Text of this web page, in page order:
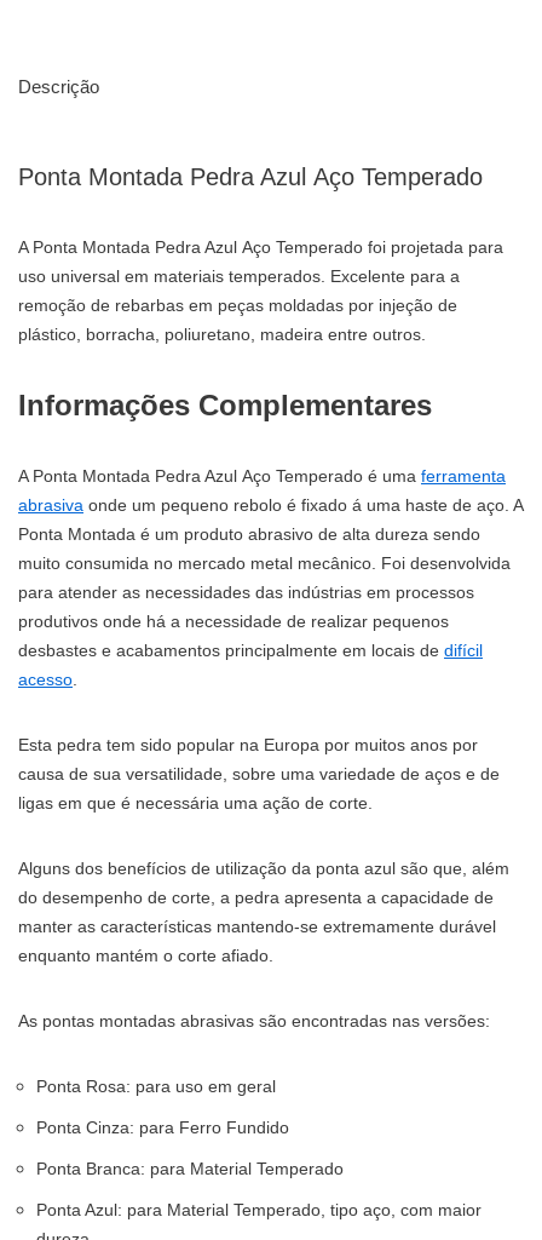
Descrição
Ponta Montada Pedra Azul Aço Temperado
A Ponta Montada Pedra Azul Aço Temperado foi projetada para
uso universal em materiais temperados. Excelente para a
remoção de rebarbas em peças moldadas por injeção de
plástico, borracha, poliuretano, madeira entre outros.
Informações Complementares
A Ponta Montada Pedra Azul Aço Temperado é uma ferramenta
abrasiva onde um pequeno rebolo é fixado á uma haste de aço. A
Ponta Montada é um produto abrasivo de alta dureza sendo
muito consumida no mercado metal mecânico. Foi desenvolvida
para atender as necessidades das indústrias em processos
produtivos onde há a necessidade de realizar pequenos
desbastes e acabamentos principalmente em locais de difícil
acesso
Esta pedra tem sido popular na Europa por muitos anos por
causa de sua versatilidade, sobre uma variedade de aços e de
ligas em que é necessária uma ação de corte.
Alguns dos benefícios de utilização da ponta azul são que, além
do desempenho de corte, a pedra apresenta a capacidade de
manter as características mantendo-se extremamente durável
enquanto mantém o corte afiado.
As pontas montadas abrasivas são encontradas nas versões:
Ponta Rosa: para uso em geral
Ponta Cinza: para Ferro Fundido
Ponta Branca: para Material Temperado
Ponta Azul: para Material Temperado, tipo aço, com maior